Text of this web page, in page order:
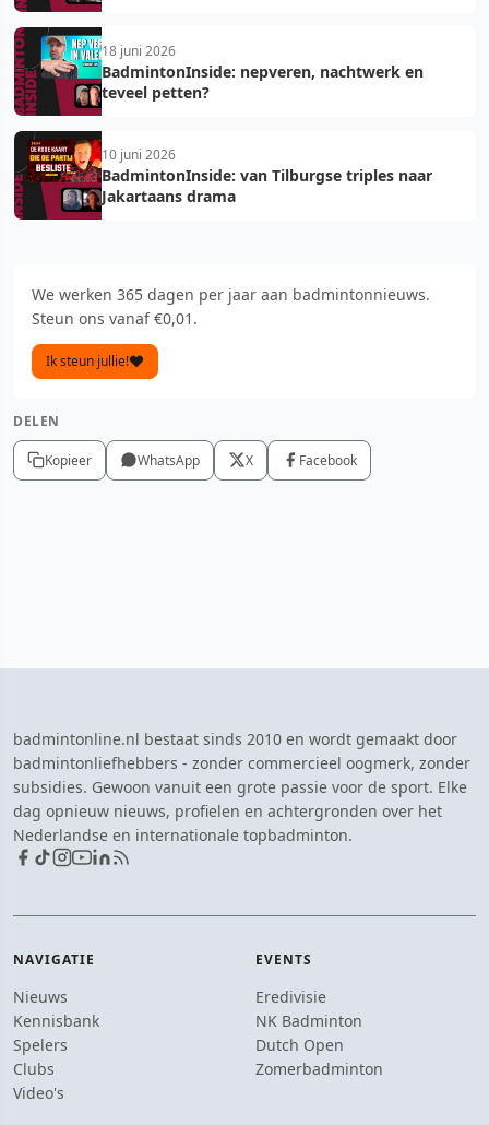
18 juni 2026
BadmintonInside: nepveren, nachtwerk en
teveel petten?
10 juni 2026
BadmintonInside: van Tilburgse triples naar
Jakartaans drama
We werken 365 dagen per jaar aan badmintonnieuws.
Steun ons vanaf €0,01.
Ik steun jullie!
DELEN
Kopieer WhatsApp X Facebook
badmintonline.nl bestaat sinds 2010 en wordt gemaakt door
badmintonliefhebbers - zonder commercieel oogmerk, zonder
subsidies. Gewoon vanuit een grote passie voor de sport. Elke
dag opnieuw nieuws, profielen en achtergronden over het
Nederlandse en internationale topbadminton.
NAVIGATIE
Nieuws
Kennisbank
Spelers
Clubs
Video's
EVENTS
Eredivisie
NK Badminton
Dutch Open
Zomerbadminton